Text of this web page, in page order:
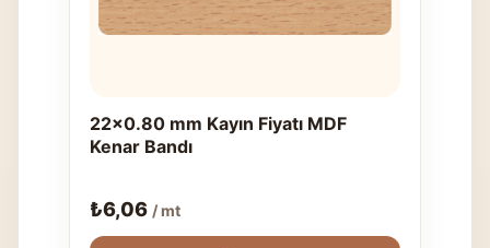
22x0.80 mm Kayın Fiyatı MDF
Kenar Bandı
₺6,06 / mt